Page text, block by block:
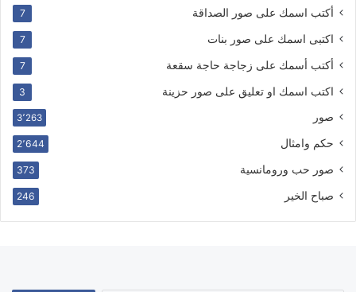
أكتب اسمك على صور الصداقة 7
اكتبى اسمك على صور بنات 7
أكتب أسمك على زجاجة حاجة سقعة 7
اكتب اسمك او تعليق على صور حزينة 3
صور 3٬263
حكم وامثال 2٬644
صور حب ورومانسية 373
صباح الخير 246